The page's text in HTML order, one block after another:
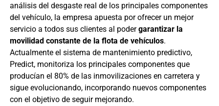
análisis del desgaste real de los principales componentes
del vehículo, la empresa apuesta por ofrecer un mejor
servicio a todos sus clientes al podergarantizar la
movilidad constante de la flota de vehículos.
Actualmente el sistema de mantenimiento predictivo,
Predict, monitoriza los principales componentes que
producían el 80% de las inmovilizaciones en carretera y
sigue evolucionando, incorporando nuevos componentes
con el objetivo de seguir mejorando.